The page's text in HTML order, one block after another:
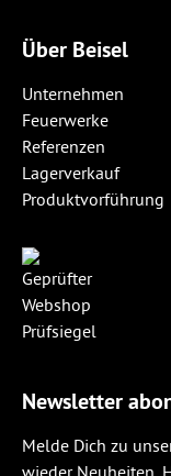
Über Beisel
Unternehmen
Feuerwerke
Referenzen
Lagerverkauf
Produktvorführung
Newsletter
Melde Dich zu
wieder Neuheiten,